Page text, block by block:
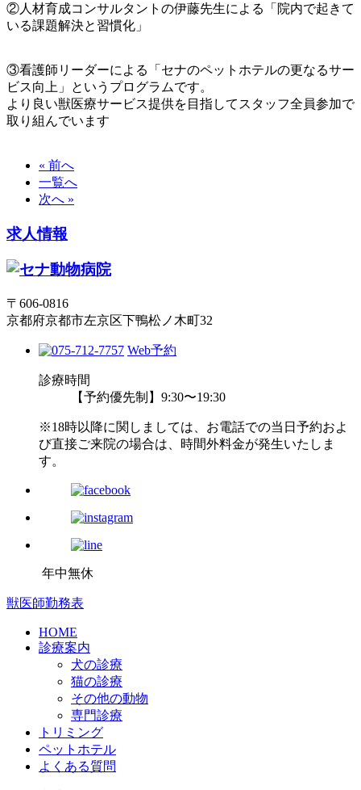
②人材育成コンサルタントの伊藤先生による「院内で起きて
いる課題解決と習慣化」
③看護師リーダーによる「セナのペットホテルの更なるサー
ビス向上」というプログラムです。
より良い獣医療サービス提供を目指してスタッフ全員参加で
取り組んでいます
« 前へ
一覧へ
次へ »
求人情報
〒606-0816
京都府京都市左京区下鴨松ノ木町32
Web予約
診療時間
【予約優先制】9:30〜19:30
※18時以降に関しましては、お電話での当日予約およ
び直接ご来院の場合は、時間外料金が発生いたしま
す。
年中無休
獣医師勤務表
HOME
診療案内
犬の診療
猫の診療
その他の動物
専門診療
トリミング
ペットホテル
よくある質問